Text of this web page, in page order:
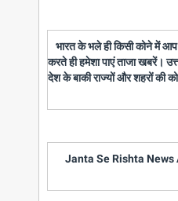
भारत के भले ही किसी कोने में आप
करते ही हमेशा पाएं ताजा खबरें।
देश के बाकी राज्यों और शहरों की
Janta Se Rishta News